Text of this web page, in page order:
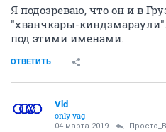
Я подозреваю, что он и в
"хванчкары-
под этими именами.
ОТВЕТИТЬ
Vld
only vag
04 марта 2019